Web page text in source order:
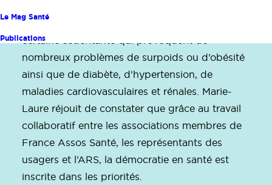
Le Mag Santé
Publications
de mauvais comportements alimentaires et une
certaine sédentarité qui provoquent de
nombreux problèmes de surpoids ou d’obésité
ainsi que de diabète, d’hypertension, de
maladies cardiovasculaires et rénales. Marie-
Laure réjouit de constater que grâce au travail
collaboratif entre les associations membres de
France Assos Santé, les représentants des
usagers et l’ARS, la démocratie en santé est
inscrite dans les priorités.